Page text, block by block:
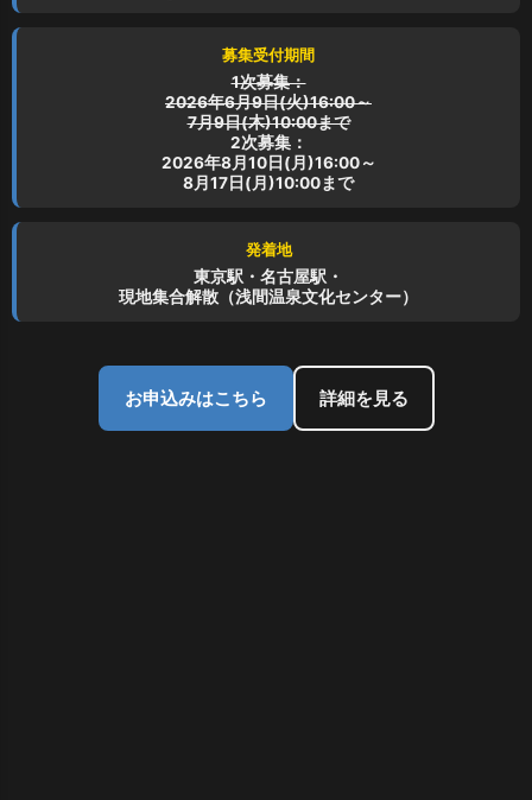
募集受付期間
1次募集：
2026年6月9日(火)16:00～
7月9日(木)10:00まで
2次募集：
2026年8月10日(月)16:00～
8月17日(月)10:00まで
発着地
東京駅・名古屋駅・
現地集合解散（浅間温泉文化センター）
お申込みはこちら 詳細を見る